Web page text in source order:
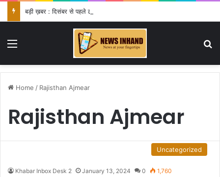
बड़ी ख़बर : दिसंबर से पहले ढाई हजार से अधिक पदों के लिए भरे जाएंगे फार्म
Menu
Home / Rajisthan Ajmear
Rajisthan Ajmear
Uncategorized
Khabar Inbox Desk 2 January 13, 2024 0 1,760